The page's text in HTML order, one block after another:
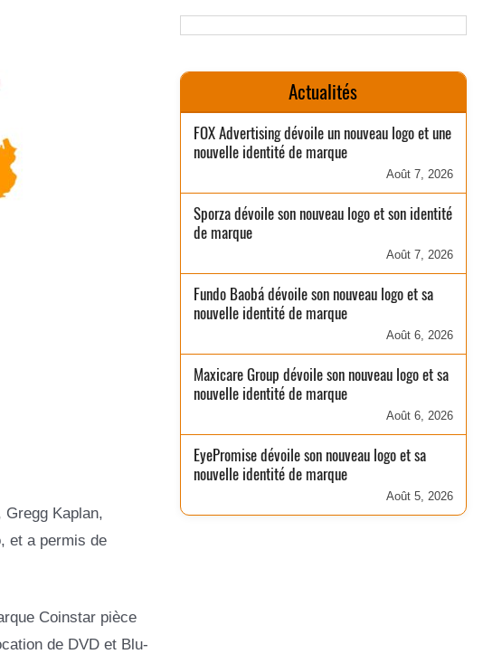
Gregg Kaplan,
et a permis de
Coinstar pièce
de DVD et Blu-
Actualités
FOX Advertising dévoile un nouveau logo et une
nouvelle identité de marque
Août 7, 2026
Sporza dévoile son nouveau logo et son identité
de marque
Août 7, 2026
Fundo Baobá dévoile son nouveau logo et sa
nouvelle identité de marque
Août 6, 2026
Maxicare Group dévoile son nouveau logo et sa
nouvelle identité de marque
Août 6, 2026
EyePromise dévoile son nouveau logo et sa
nouvelle identité de marque
Août 5, 2026